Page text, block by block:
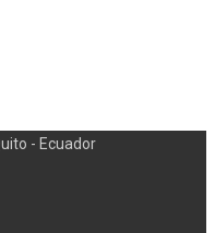
- Ecuador